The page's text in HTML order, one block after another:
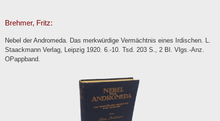
Contact
Terms
Brehmer, Fritz:
Nebel der Andromeda. Das merkwürdige Vermächtnis eines Irdischen. L.
Staackmann Verlag, Leipzig 1920. 6.-10. Tsd. 203 S., 2 Bl. Vlgs.-Anz.
OPappband.